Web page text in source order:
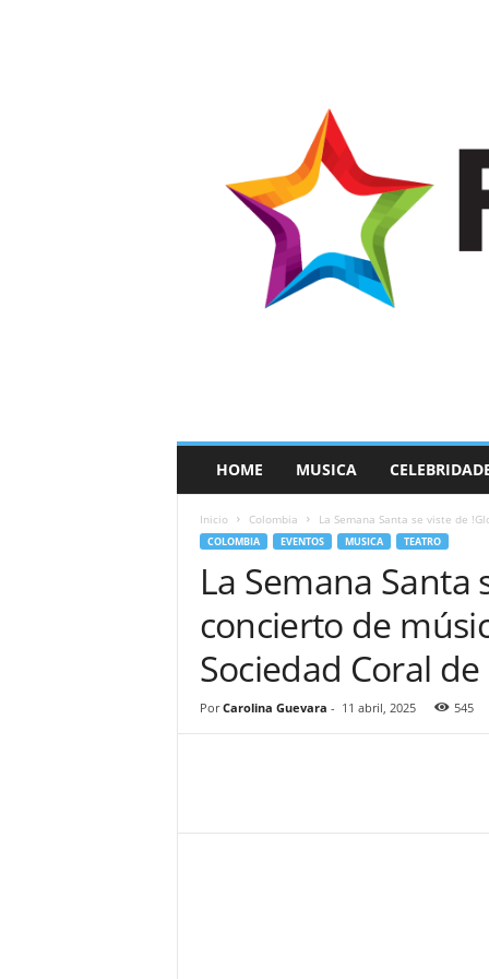
a
HOME MUSICA
Inicio Colombia La Semana Santa se viste de
COLOMBIA EVENTOS MUSICA TEATRO
La Semana Santa
concierto de
Sociedad Coral
Por Carolina Guevara - 11 abril, 2025 545